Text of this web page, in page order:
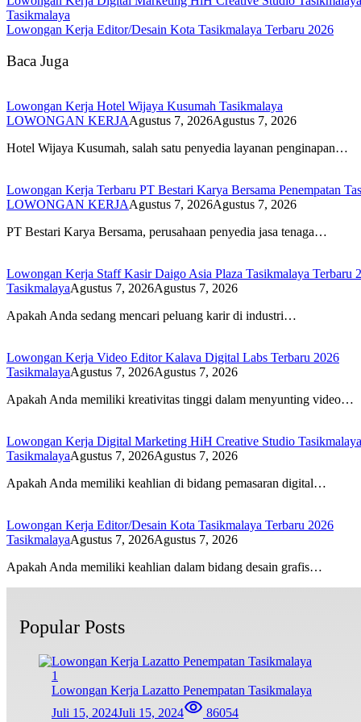
Tasikmalaya
Lowongan Kerja Editor/Desain Kota Tasikmalaya Terbaru 2026
Baca Juga
Lowongan Kerja Hotel Wijaya Kusumah Tasikmalaya
LOWONGAN KERJAAgustus 7, 2026Agustus 7, 2026
Hotel Wijaya Kusumah, salah satu penyedia layanan penginapan…
Lowongan Kerja Terbaru PT Bestari Karya Bersama Penempatan
LOWONGAN KERJAAgustus 7, 2026Agustus 7, 2026
PT Bestari Karya Bersama, perusahaan penyedia jasa tenaga…
Lowongan Kerja Staff Kasir Daigo Asia Plaza Tasikmalaya Terbaru
TasikmalayaAgustus 7, 2026Agustus 7, 2026
Apakah Anda sedang mencari peluang karir di industri…
Lowongan Kerja Video Editor Kalava Digital Labs Terbaru 2026
TasikmalayaAgustus 7, 2026Agustus 7, 2026
Apakah Anda memiliki kreativitas tinggi dalam menyunting video…
Lowongan Kerja Digital Marketing HiH Creative Studio
TasikmalayaAgustus 7, 2026Agustus 7, 2026
Apakah Anda memiliki keahlian di bidang pemasaran digital…
Lowongan Kerja Editor/Desain Kota Tasikmalaya Terbaru 2026
TasikmalayaAgustus 7, 2026Agustus 7, 2026
Apakah Anda memiliki keahlian dalam bidang desain grafis…
Popular Posts
1
Lowongan Kerja Lazatto Penempatan Tasikmalaya
Juli 15, 2024Juli 15, 2024 86054